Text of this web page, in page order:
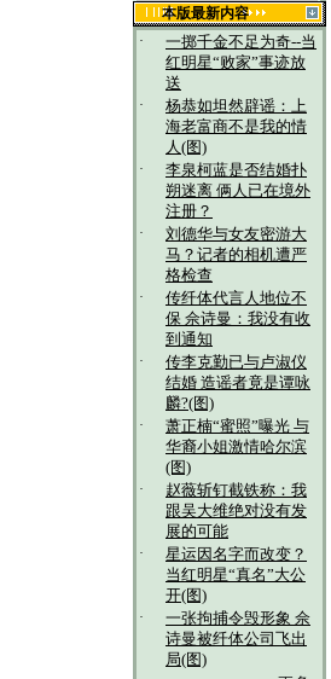
本版最新内容
·
一掷千金不足为奇--当
红明星“败家”事迹放
送
·
杨恭如坦然辟谣：上
海老富商不是我的情
人(图)
·
李泉柯蓝是否结婚扑
朔迷离 俩人已在境外
注册？
·
刘德华与女友密游大
马？记者的相机遭严
格检查
·
传纤体代言人地位不
保 佘诗曼：我没有收
到通知
·
传李克勤已与卢淑仪
结婚 造谣者竟是谭咏
麟?(图)
·
萧正楠“蜜照”曝光 与
华裔小姐激情哈尔滨
(图)
·
赵薇斩钉截铁称：我
跟吴大维绝对没有发
展的可能
·
星运因名字而改变？
当红明星“真名”大公
开(图)
·
一张拘捕令毁形象 佘
诗曼被纤体公司飞出
局(图)